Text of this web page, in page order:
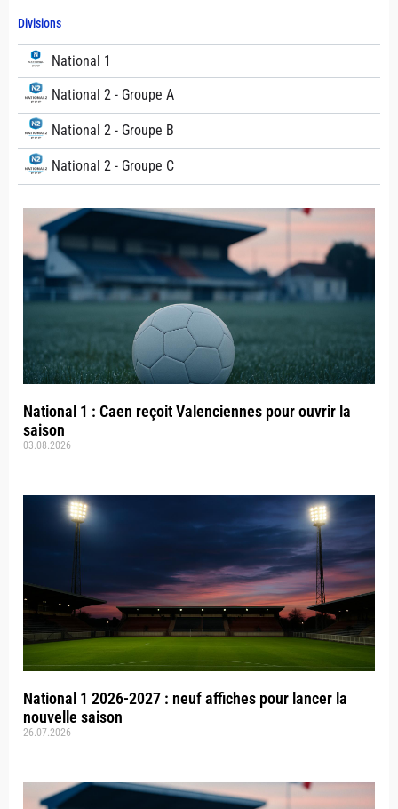
Divisions
National 1
National 2 - Groupe A
National 2 - Groupe B
National 2 - Groupe C
National 1 : Caen reçoit Valenciennes pour ouvrir la
saison
03.08.2026
National 1 2026-2027 : neuf affiches pour lancer la
nouvelle saison
26.07.2026